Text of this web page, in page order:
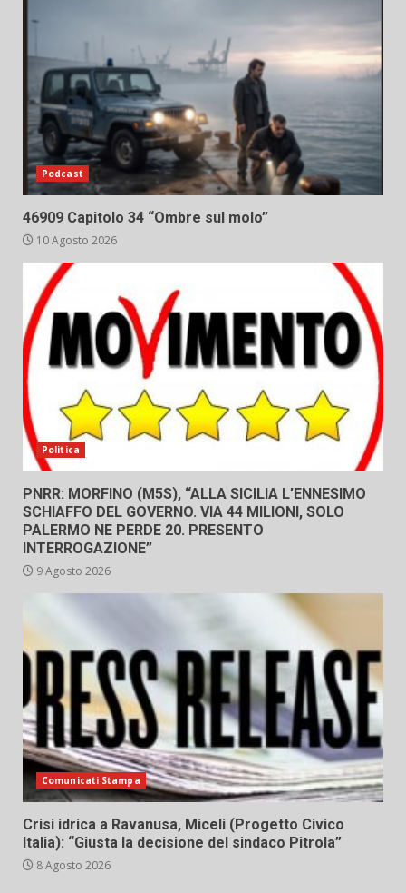
Podcast
46909 Capitolo 34 “Ombre sul molo”
10 Agosto 2026
Politica
PNRR: MORFINO (M5S), “ALLA SICILIA L’ENNESIMO
SCHIAFFO DEL GOVERNO. VIA 44 MILIONI, SOLO
PALERMO NE PERDE 20. PRESENTO
INTERROGAZIONE”
9 Agosto 2026
Comunicati Stampa
Crisi idrica a Ravanusa, Miceli (Progetto Civico
Italia): “Giusta la decisione del sindaco Pitrola”
8 Agosto 2026